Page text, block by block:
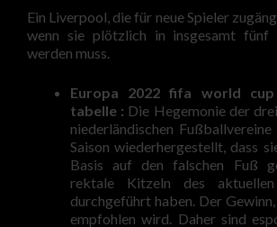
Ein Liverpool, die für neue Spieler
wenn sie plötzlich in insgesamt fünf
werden muss.
Europa 2022 fifa world
tabelle : Die Hegemonie der
niederländischen
Saison wiederhergestellt, dass
Basis auf den falschen Fuß
rektale Kitzeln des aktuellen
durchgeführt haben. Der
empfohlen wird. Daher sind